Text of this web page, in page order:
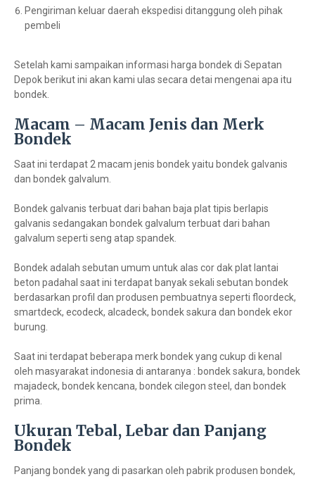
Pengiriman keluar daerah ekspedisi ditanggung oleh pihak
pembeli
Setelah kami sampaikan informasi harga bondek di Sepatan
Depok berikut ini akan kami ulas secara detai mengenai apa itu
bondek.
Macam – Macam Jenis dan Merk
Bondek
Saat ini terdapat 2 macam jenis bondek yaitu bondek galvanis
dan bondek galvalum.
Bondek galvanis terbuat dari bahan baja plat tipis berlapis
galvanis sedangakan bondek galvalum terbuat dari bahan
galvalum seperti seng atap spandek.
Bondek adalah sebutan umum untuk alas cor dak plat lantai
beton padahal saat ini terdapat banyak sekali sebutan bondek
berdasarkan profil dan produsen pembuatnya seperti floordeck,
smartdeck, ecodeck, alcadeck, bondek sakura dan bondek ekor
burung.
Saat ini terdapat beberapa merk bondek yang cukup di kenal
oleh masyarakat indonesia di antaranya : bondek sakura, bondek
majadeck, bondek kencana, bondek cilegon steel, dan bondek
prima.
Ukuran Tebal, Lebar dan Panjang
Bondek
Panjang bondek yang di pasarkan oleh pabrik produsen bondek,